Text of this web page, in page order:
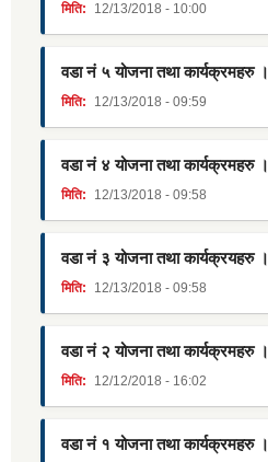
मिति: 12/13/2018 - 10:00
वडा नं ५ योजना तथा कार्यक्रमहरु ।
मिति: 12/13/2018 - 09:59
वडा नं ४ योजना तथा कार्यक्रमहरु ।
मिति: 12/13/2018 - 09:58
वडा नं ३ योजना तथा कार्यक्रयहरु ।
मिति: 12/13/2018 - 09:58
वडा नं २ योजना तथा कार्यक्रमहरु ।
मिति: 12/12/2018 - 16:02
वडा नं १ योजना तथा कार्यक्रमहरु ।